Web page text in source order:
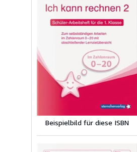
Beispielbild für diese ISBN